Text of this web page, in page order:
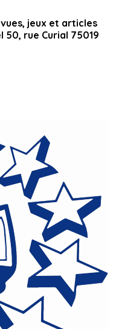
jeux et articles
50, rue Curial 75019